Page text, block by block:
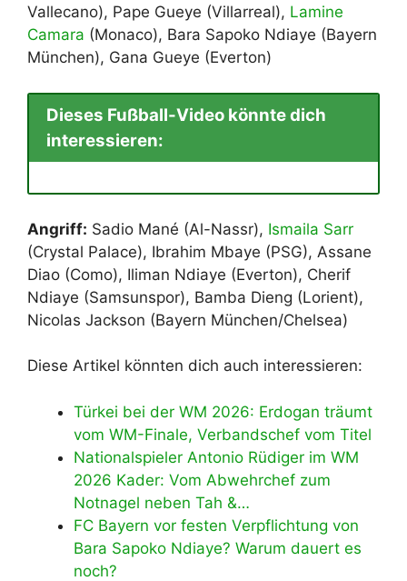
Vallecano), Pape Gueye (Villarreal), Lamine
Camara (Monaco), Bara Sapoko Ndiaye (Bayern
München), Gana Gueye (Everton)
Dieses Fußball-Video könnte dich
interessieren:
Angriff: Sadio Mané (Al-Nassr), Ismaila Sarr
(Crystal Palace), Ibrahim Mbaye (PSG), Assane
Diao (Como), Iliman Ndiaye (Everton), Cherif
Ndiaye (Samsunspor), Bamba Dieng (Lorient),
Nicolas Jackson (Bayern München/Chelsea)
Diese Artikel könnten dich auch interessieren:
Türkei bei der WM 2026: Erdogan träumt
vom WM-Finale, Verbandschef vom Titel
Nationalspieler Antonio Rüdiger im WM
2026 Kader: Vom Abwehrchef zum
Notnagel neben Tah &…
FC Bayern vor festen Verpflichtung von
Bara Sapoko Ndiaye? Warum dauert es
noch?